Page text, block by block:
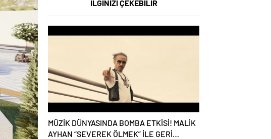
İLGİNİZİ ÇEKEBİLİR
MÜZİK DÜNYASINDA BOMBA ETKİSİ! MALİK
AYHAN “SEVEREK ÖLMEK” İLE GERİ